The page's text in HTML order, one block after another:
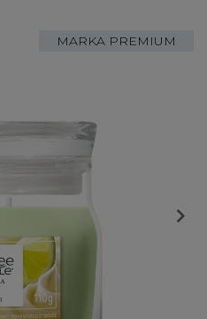
MARKA PREMIUM
